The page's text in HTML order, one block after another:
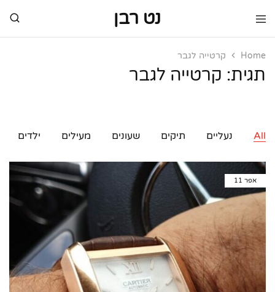
נט רבן
נט
מותגי
מותגי
Home קרטייה לגבר
תגית: קרטייה לגבר
All נעליים תיקים שעונים מעילים ילדים
אפר 11